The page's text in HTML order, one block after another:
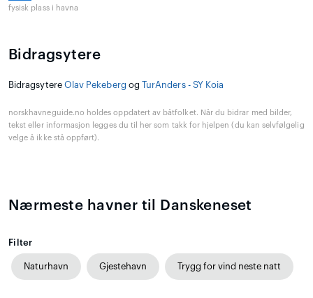
fysisk plass i havna
Bidragsytere
Bidragsytere Olav Pekeberg og TurAnders - SY Koia
norskhavneguide.no holdes oppdatert av båtfolket. Når du bidrar med bilder,
tekst eller informasjon legges du til her som takk for hjelpen (du kan selvfølgelig
velge å ikke stå oppført).
Nærmeste havner til Danskeneset
Filter
Naturhavn Gjestehavn Trygg for vind neste natt